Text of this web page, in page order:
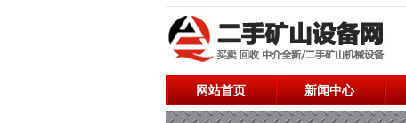
网站首页 新闻中心